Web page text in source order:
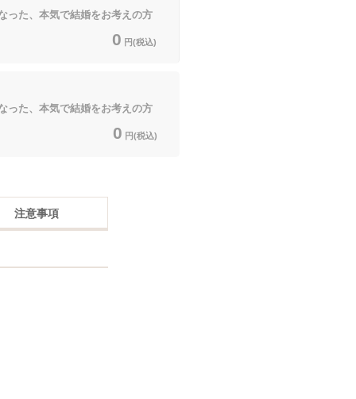
った、本気で結婚をお考えの方
0 円(税込)
った、本気で結婚をお考えの方
0 円(税込)
注意事項